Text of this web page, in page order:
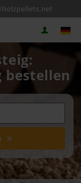
bestellen